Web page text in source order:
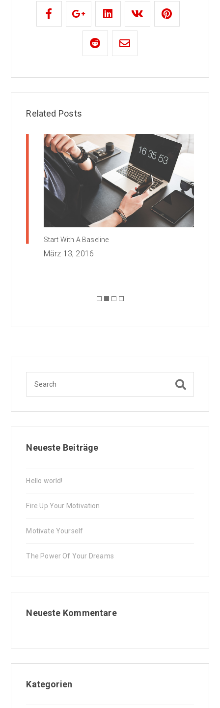
Related Posts
Start With A Baseline
März 13, 2016
Neueste Beiträge
Hello world!
Fire Up Your Motivation
Motivate Yourself
The Power Of Your Dreams
Neueste Kommentare
Kategorien